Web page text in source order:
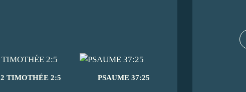
2 TIMOTHÉE 2:5 PSAUME 37:25